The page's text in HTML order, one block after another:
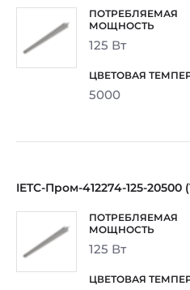
125 Вт
5000
IETC-Пром-412274-125-20500
125 Вт